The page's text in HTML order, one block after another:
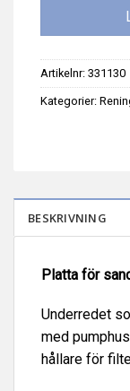
Artikelnr: 331130
Kategorier:
BESKRIVNING
Platta för
Underredet
med
hållare för